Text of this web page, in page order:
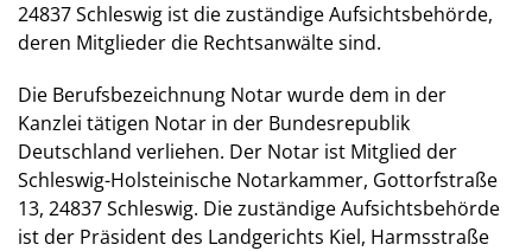
24837 Schleswig ist die zuständige Aufsichtsbehörde,
deren Mitglieder die Rechtsanwälte sind.
Die Berufsbezeichnung Notar wurde dem in der
Kanzlei tätigen Notar in der Bundesrepublik
Deutschland verliehen. Der Notar ist Mitglied der
Schleswig-Holsteinische Notarkammer, Gottorfstraße
13, 24837 Schleswig. Die zuständige Aufsichtsbehörde
ist der Präsident des Landgerichts Kiel, Harmsstraße